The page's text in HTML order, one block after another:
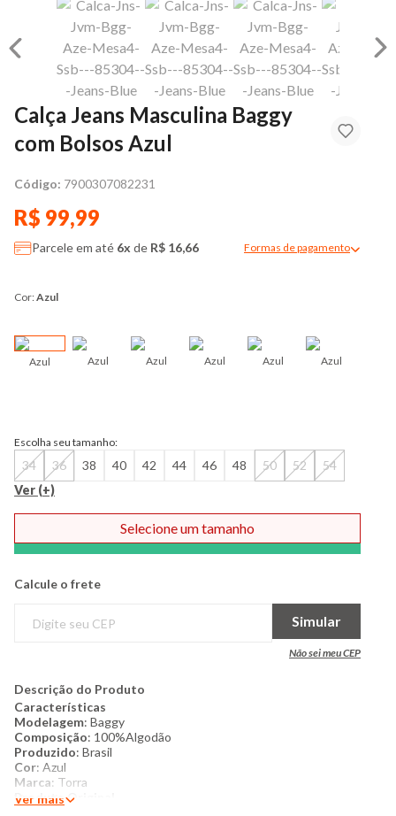
Calça Jeans Masculina Baggy
com Bolsos Azul
Código: 7900307082231
R$ 99,99
Parcele em até 6x de R$ 16,66 Formas de pagamento
Cor:Azul
Azul Azul Azul Azul Azul
Azul
Escolha seu tamanho:
34 36 38 40 42 44 46 48 50 52 54
56 58
Ver (+)
Comprar
Selecione um tamanho
Calcule o frete
Simular
Não sei meu CEP
Descrição do Produto
Características
Modelagem: Baggy
Composição: 100%Algodão
Produzido: Brasil
Cor: Azul
Marca: Torra
Produto Original
Ver mais